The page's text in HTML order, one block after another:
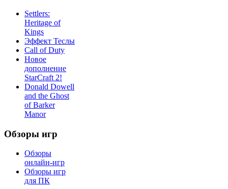
Settlers:
Heritage of
Kings
Эффект Теслы
Call of Duty
Новое
дополнение
StarCraft 2!
Donald Dowell
and the Ghost
of Barker
Manor
Обзоры игр
Обзоры
онлайн-игр
Обзоры игр
для ПК